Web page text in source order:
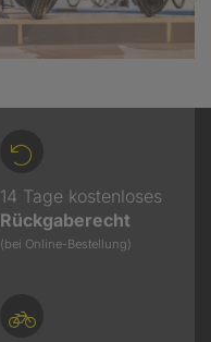
14 Tage kostenloses
Rückgaberecht
(bei Online-Bestellung)